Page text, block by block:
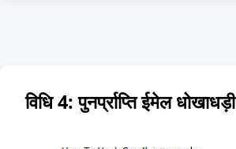
विधि 4: पुनर्प्राप्ति ईमेल धोखाधड़ी